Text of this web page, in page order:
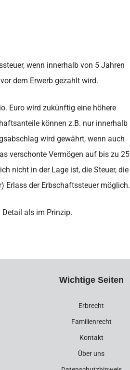
wenn innerhalb von 5 Jahren
dem Erwerb gezahlt wird.
Euro wird zukünftig eine höhere
können z.B. nur innerhalb
wird gewährt, wenn auch
verschonte Vermögen auf bis zu 25
nicht in der Lage ist, die Steuer, die
Erlass der Erbschaftssteuer möglich.
als im Prinzip.
Wichtige Seiten
Erbrecht
Familienrecht
Kontakt
Über uns